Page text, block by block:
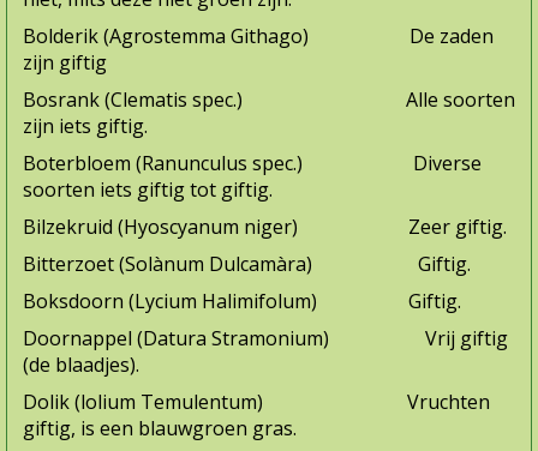
Bolderik (Agrostemma Githago) De zaden
zijn giftig
Bosrank (Clematis spec.) Alle soorten
zijn iets giftig.
Boterbloem (Ranunculus spec.) Diverse
soorten iets giftig tot giftig.
Bilzekruid (Hyoscyanum niger) Zeer giftig.
Bitterzoet (Solànum Dulcamàra) Giftig.
Boksdoorn (Lycium Halimifolum) Giftig.
Doornappel (Datura Stramonium) Vrij giftig
(de blaadjes).
Dolik (lolium Temulentum) Vruchten
giftig, is een blauwgroen gras.